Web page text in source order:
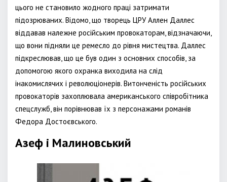
цього не становило жодного праці затримати
підозрюваних. Відомо, що творець ЦРУ Аллен Даллес
віддавав належне російським провокаторам, відзначаючи,
що вони підняли це ремесло до рівня мистецтва. Даллес
підкреслював, що це був один з основних способів, за
допомогою якого охранка виходила на слід
інакомислячих і революціонерів. Витонченість російських
провокаторів захоплювала американського співробітника
спецслужб, він порівнював їх з персонажами романів
Федора Достоєвського.
Азеф і Малиновський